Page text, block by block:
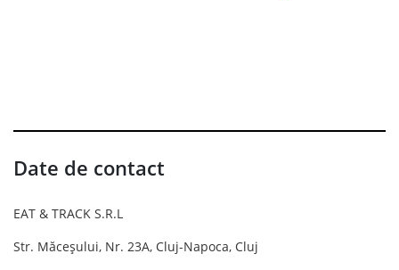
Date de contact
EAT & TRACK S.R.L
Str. Măceșului, Nr. 23A, Cluj-Napoca, Cluj